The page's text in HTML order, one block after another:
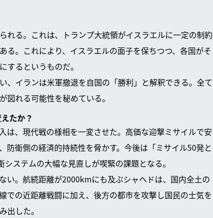
れる。これは、トランプ大統領がイスラエルに一定の制約
る。これにより、イスラエルの面子を保ちつつ、各国がそ
するというものだ。
、イランは米軍撤退を自国の「勝利」と解釈できる。全て
れる可能性を秘めている。
たか？
は、現代戦の様相を一変させた。高価な迎撃ミサイルで安
衛側の経済的持続性を脅かす。今後は「ミサイル50発と
ステムの大幅な見直しが喫緊の課題となる。
い。航続距離が2000kmにも及ぶシャヘドは、国内全土の
での近距離戦闘に加え、後方の都市を攻撃し国民の士気を
出した。